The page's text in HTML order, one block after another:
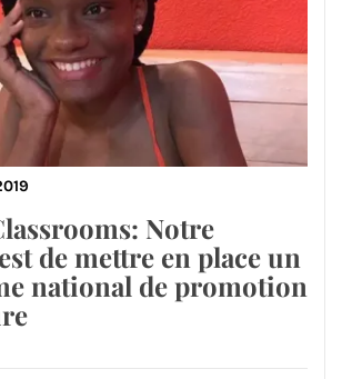
Notre
de mettre en place un
national de promotion